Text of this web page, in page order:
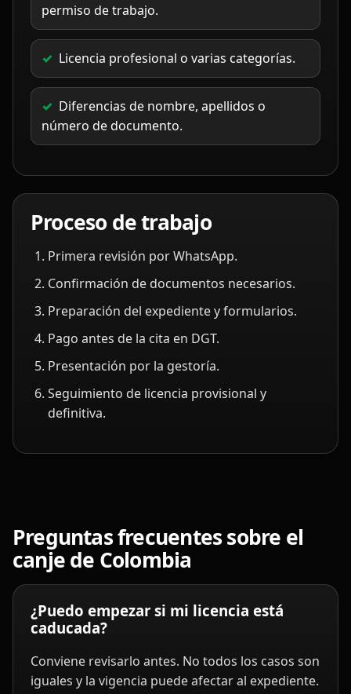
permiso de trabajo.
Licencia profesional o varias categorías.
Diferencias de nombre, apellidos o
número de documento.
Proceso de trabajo
Primera revisión por WhatsApp.
Confirmación de documentos necesarios.
Preparación del expediente y formularios.
Pago antes de la cita en DGT.
Presentación por la gestoría.
Seguimiento de licencia provisional y
definitiva.
Preguntas frecuentes sobre el
canje de Colombia
¿Puedo empezar si mi licencia está
caducada?
Conviene revisarlo antes. No todos los casos son
iguales y la vigencia puede afectar al expediente.